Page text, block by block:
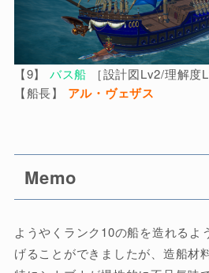
【9】 バス船 ［設計図Lv2/理解度
【船長】 アル・ヴェザス
Memo
ようやくランク10の船を造れるよ
げることができましたが、造船材